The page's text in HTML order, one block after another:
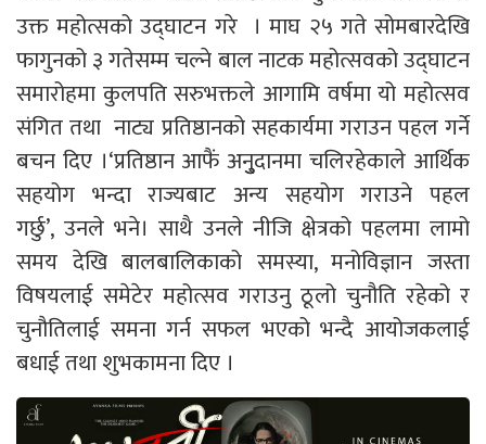
उक्त महोत्सको उद्घाटन गरे । माघ २५ गते सोमबारदेखि
फागुनको ३ गतेसम्म चल्ने बाल नाटक महोत्सवको उद्घाटन
समारोहमा कुलपति सरुभक्तले आगामि वर्षमा यो महोत्सव
संगित तथा नाट्य प्रतिष्ठानको सहकार्यमा गराउन पहल गर्ने
बचन दिए ।‘प्रतिष्ठान आफैं अनु्ुदानमा चलिरहेकाले आर्थिक
सहयोग भन्दा राज्यबाट अन्य सहयोग गराउने पहल
गर्छु’, उनले भने। साथै उनले नीजि क्षेत्रको पहलमा लामो
समय देखि बालबालिकाको समस्या, मनोविज्ञान जस्ता
विषयलाई समेटेर महोत्सव गराउनु ठूलो चुनौति रहेको र
चुनौतिलाई समना गर्न सफल भएको भन्दै आयोजकलाई
बधाई तथा शुभकामना दिए ।